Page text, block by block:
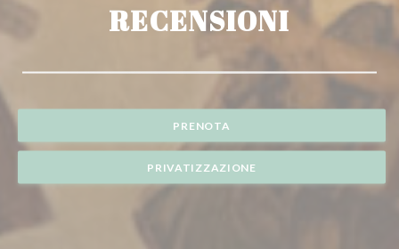
RECENSIONI
PRENOTA
PRIVATIZZAZIONE